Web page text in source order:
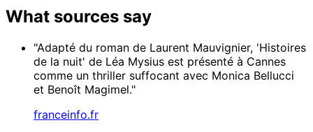
What sources say
"Adapté du roman de Laurent Mauvignier, 'Histoires
de la nuit' de Léa Mysius est présenté à Cannes
comme un thriller suffocant avec Monica Bellucci
et Benoît Magimel."
franceinfo.fr